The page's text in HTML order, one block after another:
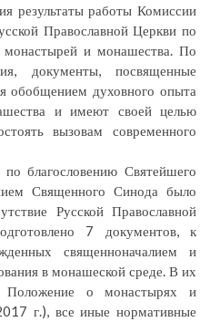
результаты работы Комиссии
Православной Церкви по
монастырей и монашества. По
документы, посвященные
обобщением духовного опыта
и имеют своей целью
вызовам современного
благословению Святейшего
Священного Синода было
Русской Православной
7 документов, к
священноначалием и
в монашеской среде. В их
Положение о монастырях и
г.), все иные нормативные